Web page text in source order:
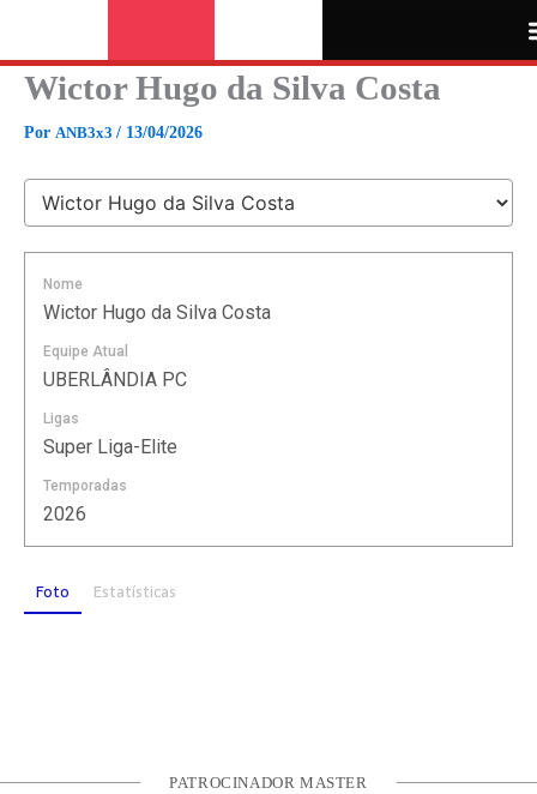
o
conteúdo
Wictor Hugo da Silva Costa
Por ANB3x3 / 13/04/2026
Nome
Wictor Hugo da Silva Costa
Equipe Atual
UBERLÂNDIA PC
Ligas
Super Liga-Elite
Temporadas
2026
Foto Estatísticas
PATROCINADOR MASTER